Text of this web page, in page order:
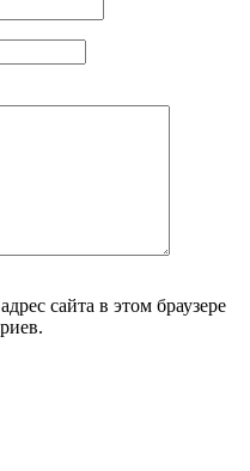
сайта в этом браузере